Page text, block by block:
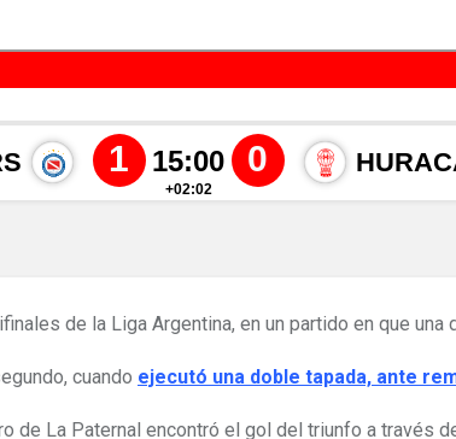
de la Liga Argentina, en un partido en que
cuando ejecutó una doble tapada, ante
de La Paternal encontró el gol del triunfo a través